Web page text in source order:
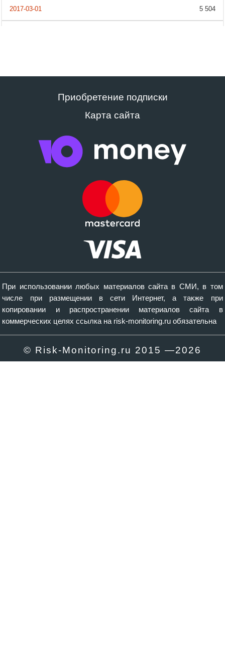
5 504
Приобретение подписки
Карта сайта
При использовании любых материалов сайта в СМИ, в том
числе при размещении в сети Интернет, а также при
копировании и распространении материалов сайта в
коммерческих целях ссылка на risk-monitoring.ru обязательна
© Risk-Monitoring.ru 2015 —2026